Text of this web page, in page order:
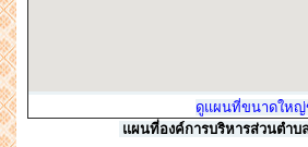
ดูแผนที่ขนาดให
แผนที่องค์การบริหารส่วนตำบ